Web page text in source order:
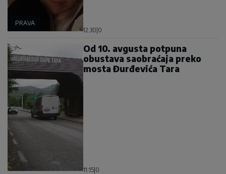
PRAVA
12:30 0
Od 10. avgusta potpuna
obustava saobraćaja preko
mosta Đurđevića Tara
11:15 0